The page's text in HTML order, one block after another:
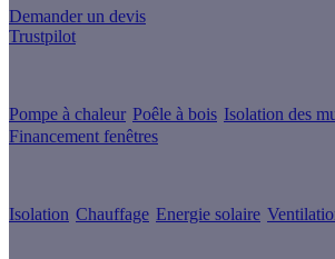
Demander un devis
Trustpilot
Pompe à chaleur Poêle à bois Isolation des
Financement fenêtres
Isolation Chauffage Energie solaire